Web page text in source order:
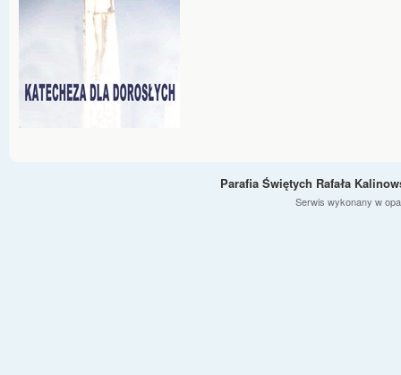
Parafia Świętych Rafała
Serwis wykonany w